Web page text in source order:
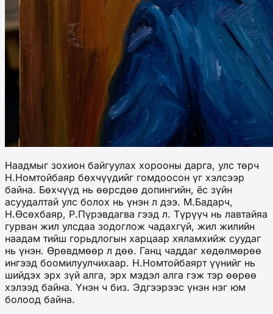
Наадмыг зохион байгуулах хорооны дарга, улс төрч
Н.Номтойбаяр бөхчүүдийг гомдоосон үг хэлсээр
байна. Бөхчүүд нь өөрсдөө допингийн, ёс зүйн
асуудалтай улс болох нь үнэн л дээ. М.Бадарч,
Н.Өсөхбаяр, Р.Пүрэвдагва гээд л. Түрүүч нь лавтайяа
гурван жил улсдаа зодоглож чадахгүй, жил жилийн
наадам тийш горьдлогын харцаар хяламхийж суудаг
нь үнэн. Өрөвдмөөр л дөө. Ганц чаддаг хөдөлмөрөө
ингээд боомилуулчихаар. Н.Номтойбаярт үүнийг нь
шийдэх эрх зүй алга, эрх мэдэл алга гэж тэр өөрөө
хэлээд байна. Үнэн ч биз. Эдгээрээс үнэн нэг юм
болоод байна.